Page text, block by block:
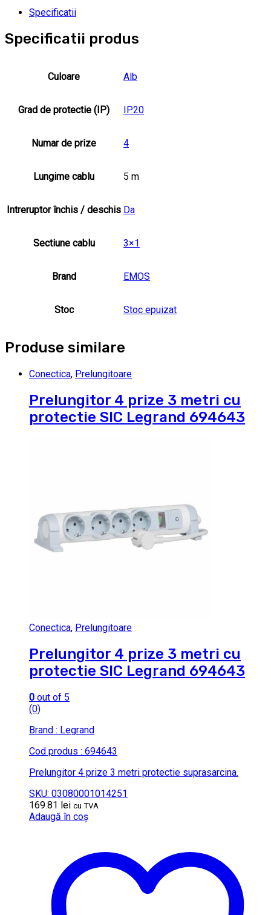
Specificatii
Specificatii produs
Culoare Alb
Grad de protectie (IP) IP20
Numar de prize 4
Lungime cablu 5 m
Intreruptor închis / deschis Da
Sectiune cablu 3×1
Brand EMOS
Stoc Stoc epuizat
Produse similare
Conectica, Prelungitoare
Prelungitor 4 prize 3 metri cu
protectie SIC Legrand 694643
Conectica, Prelungitoare
Prelungitor 4 prize 3 metri cu
protectie SIC Legrand 694643
0 out of 5
(0)
Brand : Legrand
Cod produs : 694643
Prelungitor 4 prize 3 metri protectie suprasarcina.
SKU: 03080001014251
169.81 lei cu TVA
Adaugă în coș